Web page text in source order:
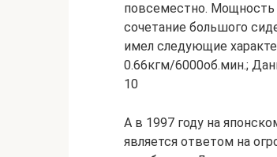
повсеместно. Мощность
сочетание большого
имел следующие
0.66кгм/6000об.мин.;
10
А в 1997 году на
является ответом на